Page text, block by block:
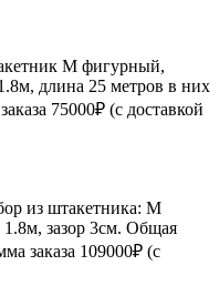
М фигурный,
длина 25 метров в них
75000₽ (с доставкой
из штакетника: М
зазор 3см. Общая
заказа 109000₽ (с